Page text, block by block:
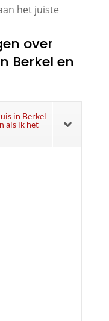
het juiste
over
Berkel en
in Berkel
als ik het